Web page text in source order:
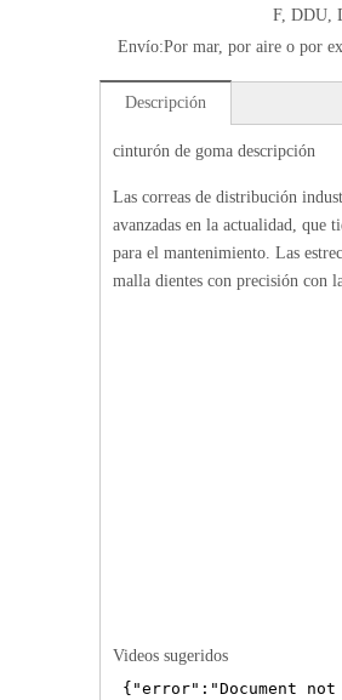
F, DDU,
Envío:Por mar, por aire o por
Descripción
cinturón de goma descripción
Las correas de distribución
avanzadas en la actualidad, que
para el mantenimiento. Las
malla dientes con precisión con
Videos sugeridos